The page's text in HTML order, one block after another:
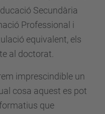
Secundària
Professional i
equivalent, els
al doctorat.
imprescindible un
cosa aquest es pot
que